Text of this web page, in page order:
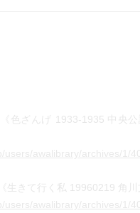
ざんげ 1933-1935 中央公
きて行く私 19960219 角川